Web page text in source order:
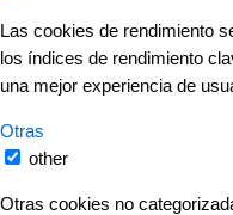
Las cookies de rendimiento
los índices de rendimiento
una mejor experiencia de
Otras
other
Otras cookies no